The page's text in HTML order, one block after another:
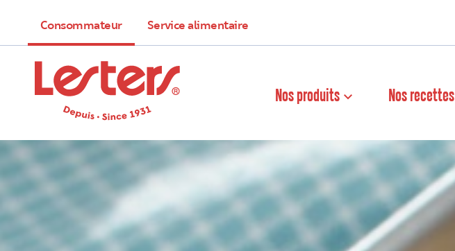
Consommateur Service alimentaire
Nos produits Nos recettes